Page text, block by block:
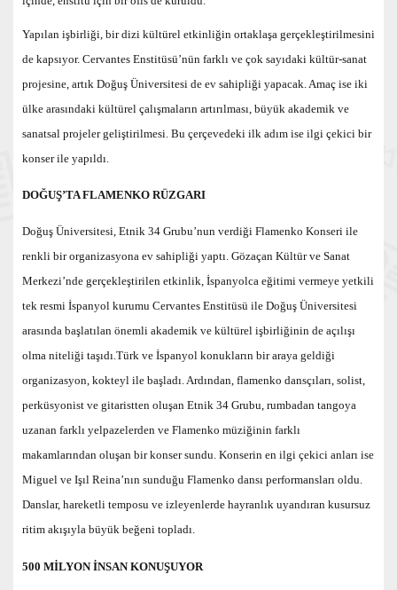
Yapılan işbirliği, bir dizi kültürel etkinliğin ortaklaşa gerçekleştirilmesini
de kapsıyor. Cervantes Enstitüsü’nün farklı ve çok sayıdaki kültür-sanat
projesine, artık Doğuş Üniversitesi de ev sahipliği yapacak. Amaç ise iki
ülke arasındaki kültürel çalışmaların artırılması, büyük akademik ve
sanatsal projeler geliştirilmesi. Bu çerçevedeki ilk adım ise ilgi çekici bir
konser ile yapıldı.
DOĞUŞ’TA FLAMENKO RÜZGARI
Doğuş Üniversitesi, Etnik 34 Grubu’nun verdiği Flamenko Konseri ile
renkli bir organizasyona ev sahipliği yaptı. Gözaçan Kültür ve Sanat
Merkezi’nde gerçekleştirilen etkinlik, İspanyolca eğitimi vermeye yetkili
tek resmi İspanyol kurumu Cervantes Enstitüsü ile Doğuş Üniversitesi
arasında başlatılan önemli akademik ve kültürel işbirliğinin de açılışı
olma niteliği taşıdı.Türk ve İspanyol konukların bir araya geldiği
organizasyon, kokteyl ile başladı. Ardından, flamenko dansçıları, solist,
perküsyonist ve gitaristten oluşan Etnik 34 Grubu, rumbadan tangoya
uzanan farklı yelpazelerden ve Flamenko müziğinin farklı
makamlarından oluşan bir konser sundu. Konserin en ilgi çekici anları ise
Miguel ve Işıl Reina’nın sunduğu Flamenko dansı performansları oldu.
Danslar, hareketli temposu ve izleyenlerde hayranlık uyandıran kusursuz
ritim akışıyla büyük beğeni topladı.
500 MİLYON İNSAN KONUŞUYOR